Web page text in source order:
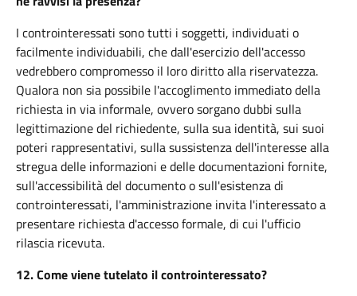
I controinteressati sono tutti i soggetti, individuati o
facilmente individuabili, che dall'esercizio dell'accesso
vedrebbero compromesso il loro diritto alla riservatezza.
Qualora non sia possibile l'accoglimento immediato della
richiesta in via informale, ovvero sorgano dubbi sulla
legittimazione del richiedente, sulla sua identità, sui suoi
poteri rappresentativi, sulla sussistenza dell'interesse alla
stregua delle informazioni e delle documentazioni fornite,
sull'accessibilità del documento o sull'esistenza di
controinteressati, l'amministrazione invita l'interessato a
presentare richiesta d'accesso formale, di cui l'ufficio
rilascia ricevuta.
12.Come viene tutelato il controinteressato?